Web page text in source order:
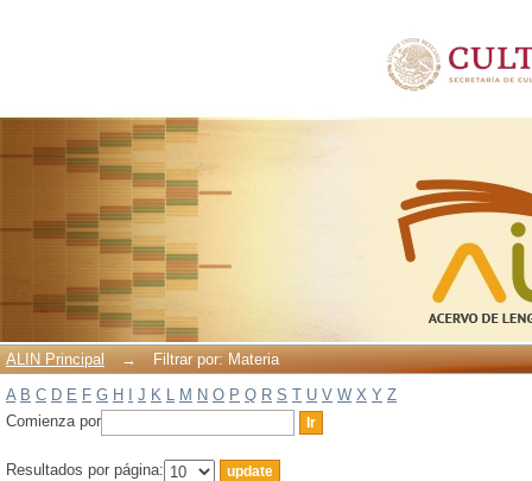
ALIN Principal →
Filtrar por: Materia
A B C D E F G H J K L M N O P Q R S T U V W X Y Z
Comienza por
Resultados por página: